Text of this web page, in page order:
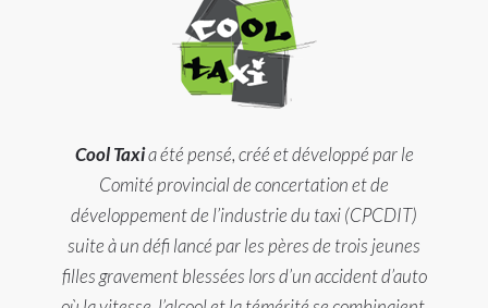
Cool Taxia été pensé, créé et développé par le
Comité provincial de concertation et de
développement de l’industrie du taxi (CPCDIT)
suite à un défi lancé par les pères de trois jeunes
filles gravement blessées lors d’un accident d’auto